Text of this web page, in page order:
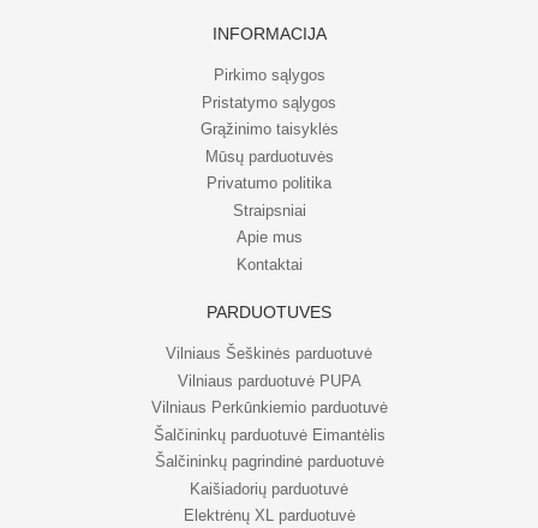
INFORMACIJA
Pirkimo sąlygos
Pristatymo sąlygos
Grąžinimo taisyklės
Mūsų parduotuvės
Privatumo politika
Straipsniai
Apie mus
Kontaktai
PARDUOTUVĖS
Vilniaus Šeškinės parduotuvė
Vilniaus parduotuvė PUPA
Vilniaus Perkūnkiemio parduotuvė
Šalčininkų parduotuvė Eimantėlis
Šalčininkų pagrindinė parduotuvė
Kaišiadorių parduotuvė
Elektrėnų XL parduotuvė